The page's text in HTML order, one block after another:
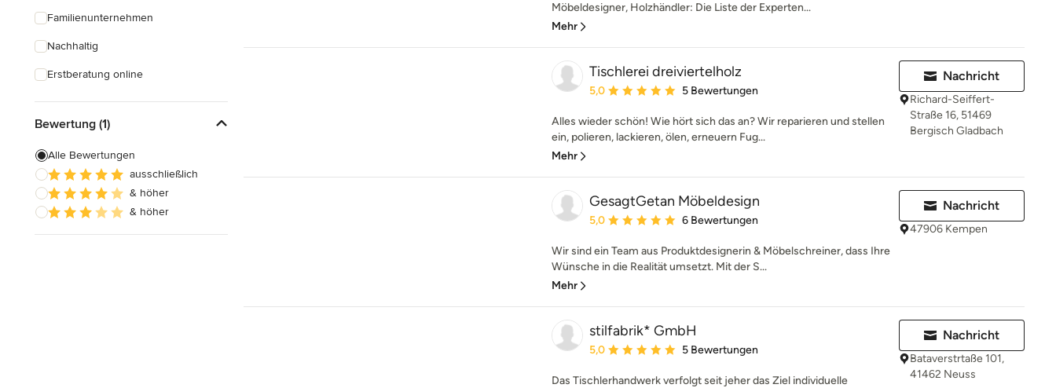
Familienunternehmen
Nachhaltig
Erstberatung online
Bewertung (1)
Alle Bewertungen
ausschließlich
& höher
& höher
Möbeldesigner, Holzhändler: Die Liste der Experten...
Mehr
Tischlerei dreiviertelholz
Durchschnittliche Bewertung: 5 von 5 Sternen
5,0 5 Bewertungen
Alles wieder schön! Wie hört sich das an? Wir reparieren und stellen
ein, polieren, lackieren, ölen, erneuern Fug...
Mehr
Nachricht
Richard-Seiffert-
Straße 16, 51469
Bergisch Gladbach
GesagtGetan Möbeldesign
Durchschnittliche Bewertung: 5 von 5 Sternen
5,0 6 Bewertungen
Wir sind ein Team aus Produktdesignerin & Möbelschreiner, dass Ihre
Wünsche in die Realität umsetzt. Mit der S...
Mehr
Nachricht
47906 Kempen
stilfabrik* GmbH
Durchschnittliche Bewertung: 5 von 5 Sternen
5,0 5 Bewertungen
Das Tischlerhandwerk verfolgt seit jeher das Ziel individuelle
Nachricht
Bataverstrtaße 101,
41462 Neuss